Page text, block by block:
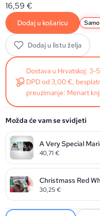
16,59€
Dodaj u košaricu
Dodaj u listu želja
Dostava u Hrvatskoj: 3-
DPD od 3,00 €,
preuzimanje: Menart
Možda će vam se svidjeti
A Very Special
40,71€
Christmass Red
30,25€